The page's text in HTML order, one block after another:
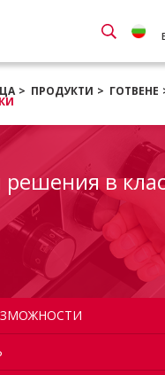
ПРОДУКТИ ГОТВЕНЕ
в